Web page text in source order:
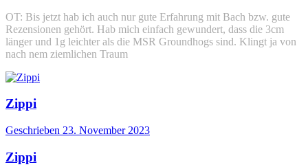
OT: Bis jetzt hab ich auch nur gute Erfahrung mit Bach bzw. gute
Rezensionen gehört. Hab mich einfach gewundert, dass die 3cm
länger und 1g leichter als die MSR Groundhogs sind. Klingt ja von
nach nem ziemlichen Traum
Zippi
Geschrieben 23. November 2023
Zippi